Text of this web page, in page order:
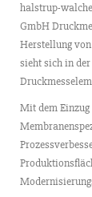
halstrup-
GmbH
Herstellung
sieht sich in
Mit dem